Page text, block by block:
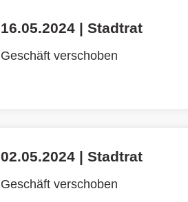
16.05.2024 | Stadtrat
Geschäft verschoben
02.05.2024 | Stadtrat
Geschäft verschoben